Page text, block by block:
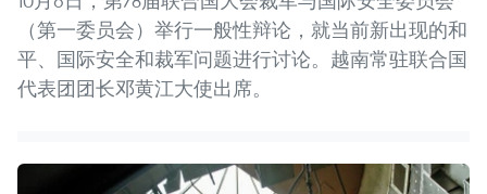
（第一委员会）举行一般性辩论，就当前新出现的和
平、国际安全和裁军问题进行讨论。越南常驻联合国
代表团团长邓黄江大使出席。